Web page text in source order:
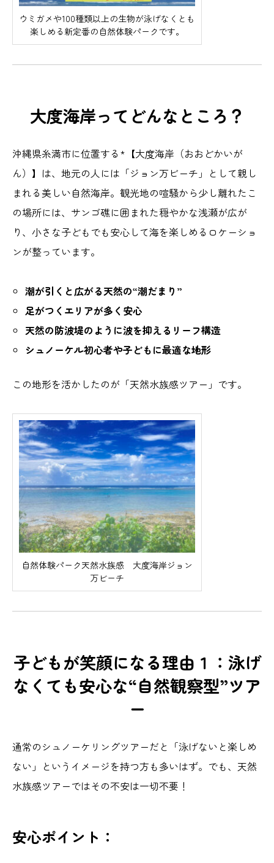
ウミガメや100種類以上の生物が泳げなくとも
楽しめる新定番の自然体験パークです。
大度海岸ってどんなところ？
沖縄県糸満市に位置する*【大度海岸（おおどかいが
ん）】は、地元の人には「ジョン万ビーチ」として親し
まれる美しい自然海岸。観光地の喧騒から少し離れたこ
の場所には、サンゴ礁に囲まれた穏やかな浅瀬が広が
り、小さな子どもでも安心して海を楽しめるロケーショ
ンが整っています。
潮が引くと広がる天然の“潮だまり”
足がつくエリアが多く安心
天然の防波堤のように波を抑えるリーフ構造
シュノーケル初心者や子どもに最適な地形
この地形を活かしたのが「天然水族感ツアー」です。
自然体験パーク天然水族感 大度海岸ジョン
万ビーチ
子どもが笑顔になる理由１：泳げ
なくても安心な“自然観察型”ツア
ー
通常のシュノーケリングツアーだと「泳げないと楽しめ
ない」というイメージを持つ方も多いはず。でも、天然
水族感ツアーではその不安は一切不要！
安心ポイント：